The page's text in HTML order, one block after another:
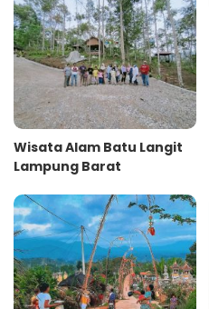
Wisata Alam Batu Langit
Lampung Barat